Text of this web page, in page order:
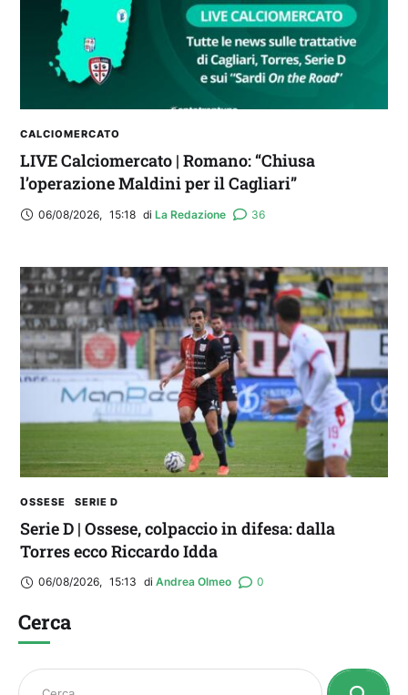
CALCIOMERCATO
LIVE Calciomercato | Romano: “Chiusa
l’operazione Maldini per il Cagliari”
06/08/2026, 15:18 di La Redazione 36
OSSESE SERIE D
Serie D | Ossese, colpaccio in difesa: dalla
Torres ecco Riccardo Idda
06/08/2026, 15:13 di Andrea Olmeo 0
Cerca